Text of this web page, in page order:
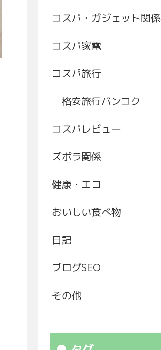
コスパ・ガジェット関係
コスパ家電
コスパ旅行
格安旅行バンコク
コスパレビュー
ズボラ関係
健康・エコ
おいしい食べ物
日記
ブログSEO
その他